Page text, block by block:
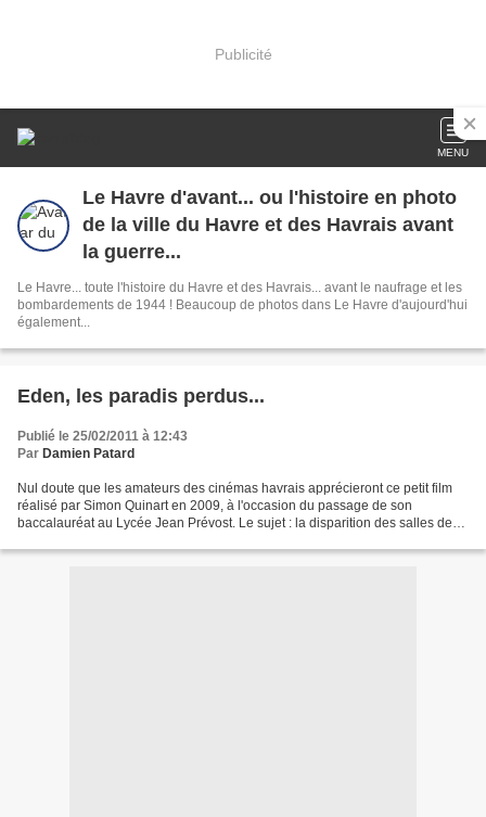
Publicité
MENU
Le Havre d'avant... ou l'histoire en photo
de la ville du Havre et des Havrais avant
la guerre...
Le Havre... toute l'histoire du Havre et des Havrais... avant le naufrage et les
bombardements de 1944 ! Beaucoup de photos dans Le Havre d'aujourd'hui
également...
Eden, les paradis perdus...
Publié le 25/02/2011 à 12:43
Par Damien Patard
Nul doute que les amateurs des cinémas havrais apprécieront ce petit film
réalisé par Simon Quinart en 2009, à l'occasion du passage de son
baccalauréat au Lycée Jean Prévost. Le sujet : la disparition des salles de